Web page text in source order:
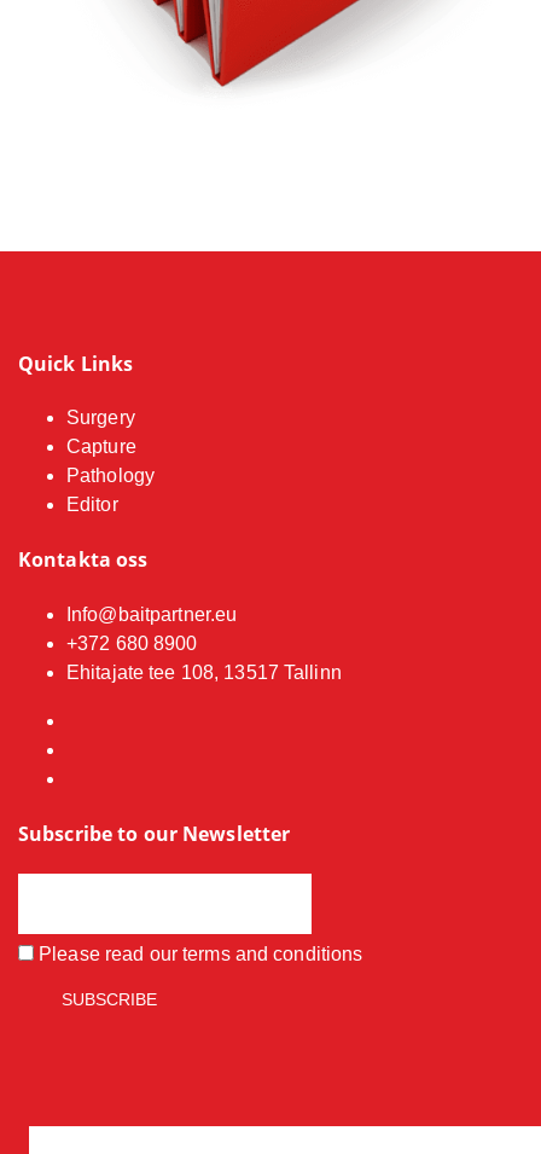
Quick Links
Surgery
Capture
Pathology
Editor
Kontakta oss
Info@baitpartner.eu
+372 680 8900
Ehitajate tee 108, 13517 Tallinn
Subscribe to our Newsletter
Please read ourterms and conditions